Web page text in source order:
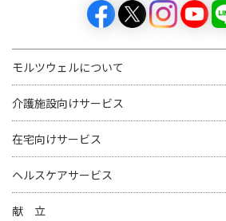
モルツウェルについて
介護施設向けサービス
在宅向けサービス
ヘルスケアサービス
献 立